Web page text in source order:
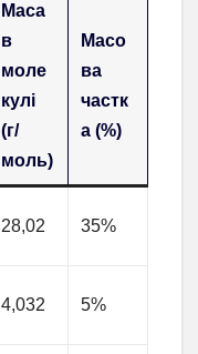
Маса
в
моле
кулі
(г/
моль)
Масо
ва
частк
а (%)
28,02 35%
4,032 5%